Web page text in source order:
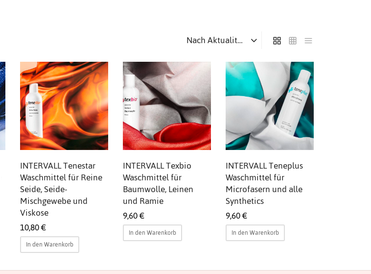
INTERVALL Tenestar
Waschmittel für Reine
Seide, Seide-
Mischgewebe und
Viskose
10,80€
In den Warenkorb
INTERVALL Texbio
Waschmittel für
Baumwolle, Leinen
und Ramie
9,60€
In den Warenkorb
INTERVALL Teneplus
Waschmittel für
Microfasern und alle
Synthetics
9,60€
In den Warenkorb